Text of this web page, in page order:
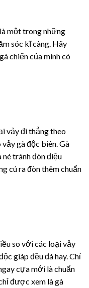
một trong những
sóc kĩ càng. Hãy
chiến của mình có
vảy đi thẳng theo
vảy gà độc biên. Gà
tránh đòn điệu
cú ra đòn thêm chuẩn
so với các loại vảy
giáp đều đá hay. Chỉ
cựa mới là chuẩn
được xem là gà